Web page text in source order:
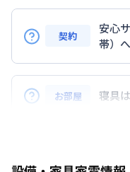
交通
定員
2 名
次回更新日
情報
契約
安心
帯）
はい。安心サポート
プランでは清掃料欄
用が含まれて表示さ
ロング（210日〜
ショート（30日〜90
お部屋 寝具